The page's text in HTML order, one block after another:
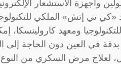
وأجهزة الاستشعار
تي إتش» الملكي
ومعهد كارولينسكا،
في العين دون الحاجة إلى